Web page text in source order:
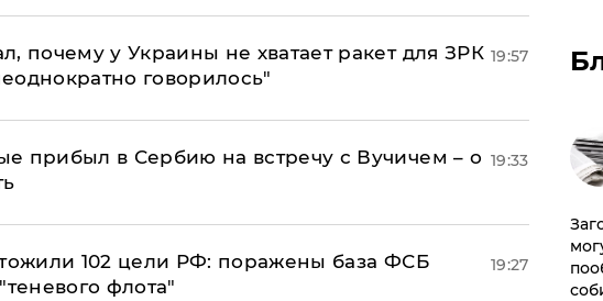
почему у Украины не хватает ракет для ЗРК
говорилось"
19:57
прибыл в Сербию на встречу с Вучичем – о 19:33
102 цели РФ: поражены база ФСБ
флота"
19:27